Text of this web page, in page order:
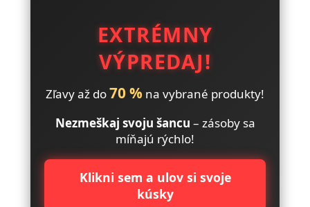
EXTRÉMNY
VÝPREDAJ!
Zľavy až do70 % na vybrané produkty!
Nezmeškaj svoju šancu – zásoby sa
míňajú rýchlo!
Klikni sem a ulov si svoje
kúsky